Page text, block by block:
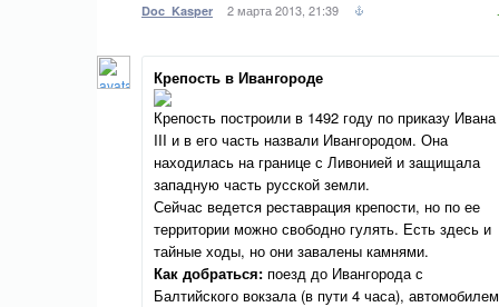
Doc_Kasper 2 марта 2013, 21:39
Крепость в Ивангороде
Крепость построили в 1492 году по приказу Ивана
III и в его часть назвали Ивангородом. Она
находилась на границе с Ливонией и защищала
западную часть русской земли.
Сейчас ведется реставрация крепости, но по ее
территории можно свободно гулять. Есть здесь и
тайные ходы, но они завалены камнями.
Как добраться: поезд до Ивангорода с
Балтийского вокзала (в пути 4 часа), автомобилем